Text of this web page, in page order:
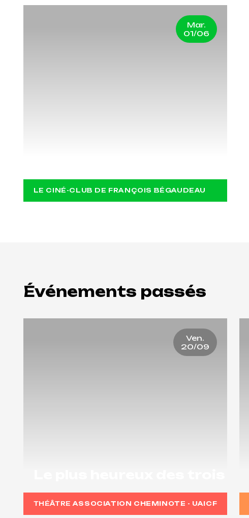
Mar.
01/06
LE CINÉ-CLUB DE FRANÇOIS BÉGAUDEAU
Événements passés
Ven.
20/09
THÉÂTRE ASSOCIATION CHEMINOTE - UAICF